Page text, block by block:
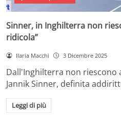
Sinner, in Inghilterra non
ridicola”
Ilaria Macchi 3 Dicembre 2025
Dall'Inghilterra non riescono
Jannik Sinner, definita
Leggi di più